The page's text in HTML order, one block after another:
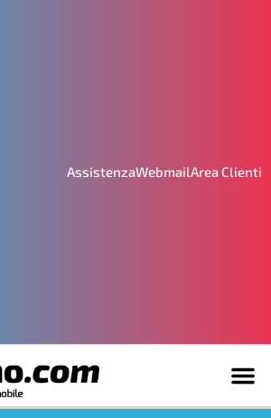
AssistenzaWebmailArea Clienti